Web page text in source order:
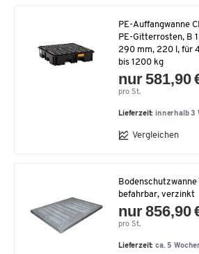
PE-Auffangwanne
PE-Gitterrosten, B
290 mm, 220 l, für
bis 1200 kg
nur 581,90
pro St.
Lieferzeit: innerhalb 3
Vergleichen
Bodenschutzwanne
befahrbar, verzinkt
nur 856,90
pro St.
Lieferzeit:ca. 5